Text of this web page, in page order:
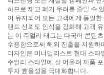
하므로 재고 폐기 우려를 줄일 수
이 유지되어 모든 고객에게 동일
랜드 신뢰도 인식을 강화해 고객
는 이 주얼리 태그는 다국어 콘텐
수용함으로써 해외 진출을 지원하
디자인은 미니멀리스트 현대 스
주얼리 스타일에 잘 어울려 제품
투자 효율성을 극대화합니다.